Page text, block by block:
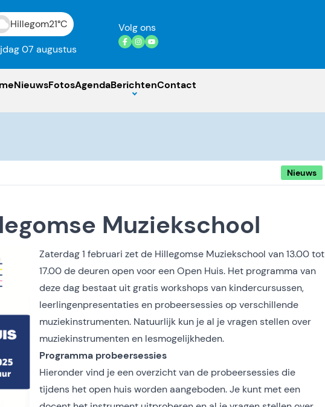
Hillegom21°C
07 augustus
Volg ons
NieuwsFotosAgendaBerichtenContact
Nieuws
Muziekschool
Zaterdag 1 februari zet de Hillegomse Muziekschool van 13.00 tot
17.00 de deuren open voor een Open Huis. Het programma van
deze dag bestaat uit gratis workshops van kindercursussen,
leerlingenpresentaties en probeersessies op verschillende
muziekinstrumenten. Natuurlijk kun je al je vragen stellen over
muziekinstrumenten en lesmogelijkheden.
Programma probeersessies
Hieronder vind je een overzicht van de probeersessies die
tijdens het open huis worden aangeboden. Je kunt met een